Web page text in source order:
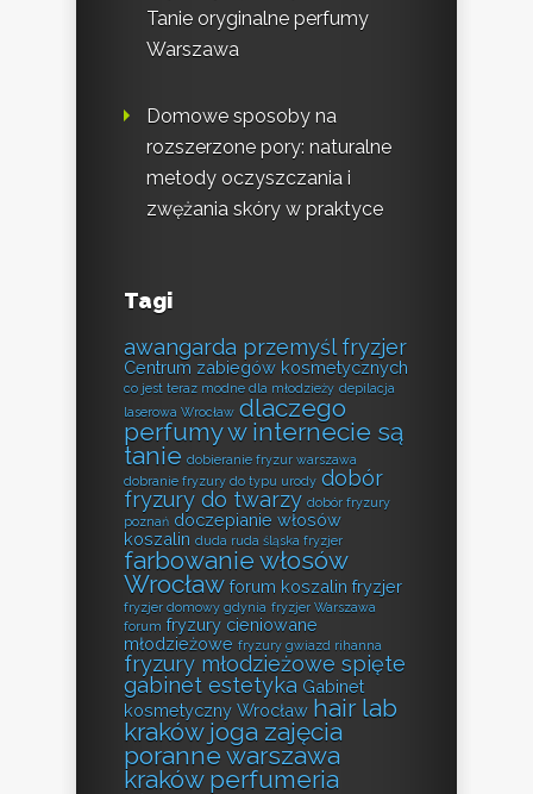
Tanie oryginalne perfumy
Warszawa
Domowe sposoby na
rozszerzone pory: naturalne
metody oczyszczania i
zwężania skóry w praktyce
Tagi
awangarda przemyśl fryzjer
Centrum zabiegów kosmetycznych
co jest teraz modne dla młodzieży depilacja
laserowa Wrocław dlaczego
perfumy w internecie są
tanie dobieranie fryzur warszawa
dobranie fryzury do typu urody dobór
fryzury do twarzy dobór fryzury
poznań doczepianie włosów
koszalin duda ruda śląska fryzjer
farbowanie włosów
Wrocław forum koszalin fryzjer
fryzjer domowy gdynia fryzjer Warszawa
forum fryzury cieniowane
młodzieżowe fryzury gwiazd rihanna
fryzury młodzieżowe spięte
gabinet estetyka Gabinet
kosmetyczny Wrocław hair lab
kraków joga zajęcia
poranne warszawa
kraków perfumeria